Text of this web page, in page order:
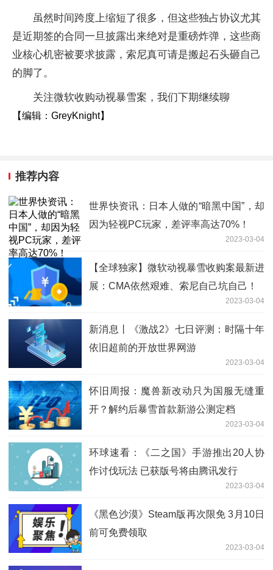
虽然时间跨度上缩短了很多，但这些独占协议尤其
是近期签的合同一旦披露出来绝对是重磅炸弹，这些商
业核心机密被要求披露，索尼真可请是搬起石头砸自己
的脚了。
关注微软收购动视暴雪案，我们下期继续聊
【编辑：GreyKnight】
推荐内容
世界快资讯：日本人做的“暗黑中国”，却
因为轻视PC玩家，差评率高达70%！
2023-03-04
【全球独家】微软动视暴雪收购案最新进
展：CMA依然艰难、索尼自己坑自己！
2023-03-04
新消息丨《激战2》七日评测：时隔十年
依旧超前的开放世界网游
2023-03-04
怀旧周报：魔兽新改动只为国服无缝重
开？解约后暴雪首款新游公测定档
2023-03-04
环球速看：《二之国》手游推出20人协
作讨伐玩法 已获版号将由腾讯发行
2023-03-04
《黑色沙漠》Steam版再次限免 3月10日
前可免费领取
2023-03-04